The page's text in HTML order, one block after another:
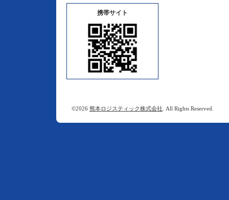
携帯サイト
©2026 熊本ロジスティック株式会社 . All Rights Reserved.